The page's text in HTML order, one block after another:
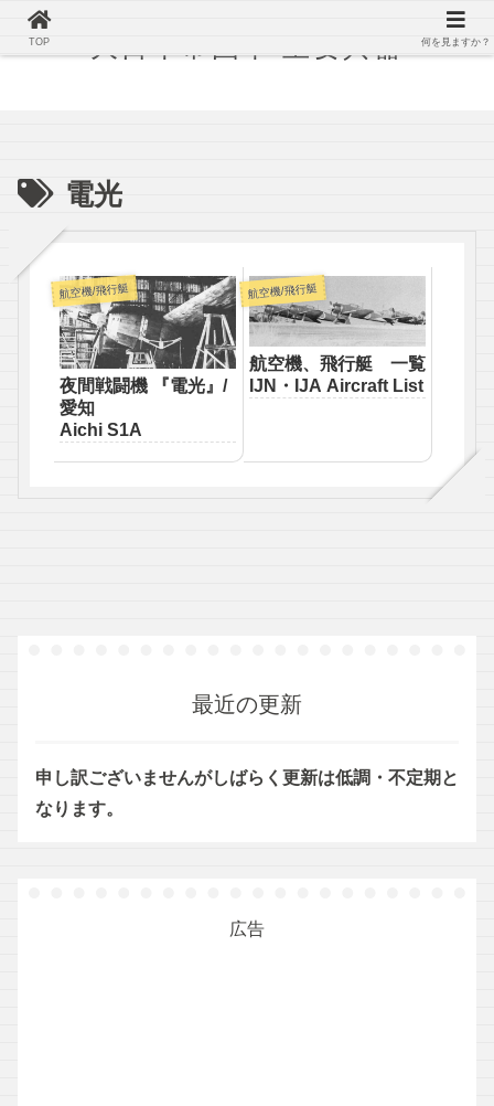
電光
航空機/飛行艇
夜間戦闘機 『電光』/
愛知
Aichi S1A
航空機/飛行艇
航空機、飛行艇 一覧
IJN・IJA Aircraft List
最近の更新
申し訳ございませんがしばらく更新は低調・不定期と
なります。
広告
TOP 何を見ますか？